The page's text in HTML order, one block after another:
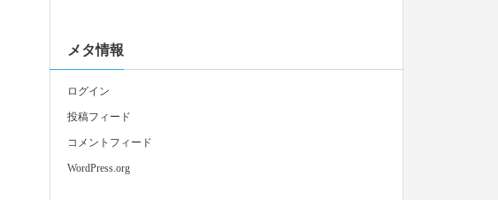
メタ情報
ログイン
投稿フィード
コメントフィード
WordPress.org